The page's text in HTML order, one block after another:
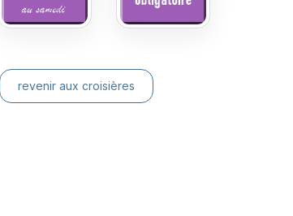
revenir aux croisières